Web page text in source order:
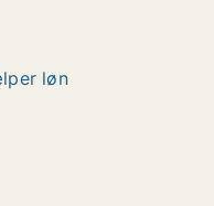
løn